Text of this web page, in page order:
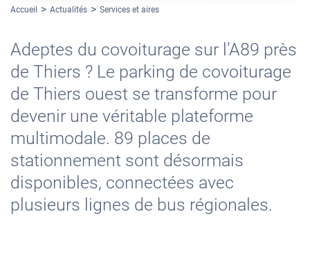
Accueil Actualités Services et aires
Adeptes du covoiturage sur l’A89 près
de Thiers ? Le parking de covoiturage
de Thiers ouest se transforme pour
devenir une véritable plateforme
multimodale. 89 places de
stationnement sont désormais
disponibles, connectées avec
plusieurs lignes de bus régionales.